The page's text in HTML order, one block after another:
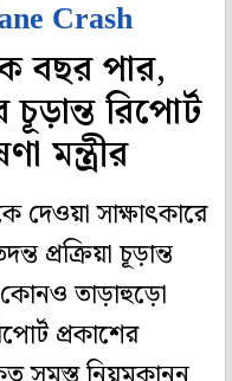
Crash
বছর পার,
রিপোর্ট
মন্ত্রীর
দেওয়া সাক্ষাৎকারে
প্রক্রিয়া চূড়ান্ত
কোনও তাড়াহুড়ো
প্রকাশের